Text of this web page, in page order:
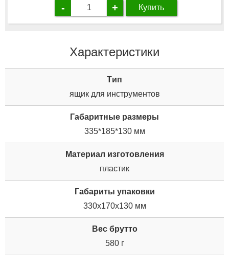
- + Купить
Характеристики
Tип
ящик для инструментов
Габаритные размеры
335*185*130 мм
Материал изготовления
пластик
Габариты упаковки
330x170x130 мм
Вес брутто
580 г